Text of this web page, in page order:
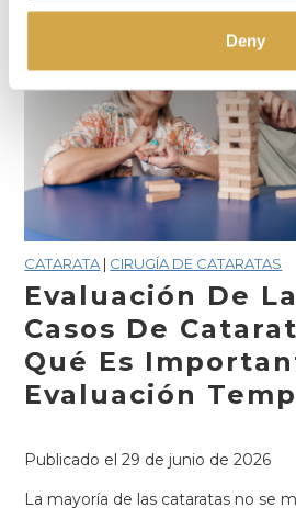
Deny
lesiones
glaucoma?
Lo
que
los
pacientes
deben
saber.
CATARATA | CIRUGÍA DE CATARATAS
Evaluación De
Casos De
Qué Es
Evaluación
Publicado el29 de junio de 2026
La mayoría de las cataratas no se